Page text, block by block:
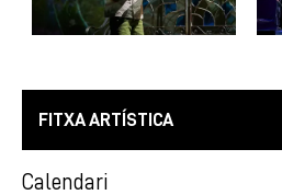
FITXA ARTÍSTICA
Calendari